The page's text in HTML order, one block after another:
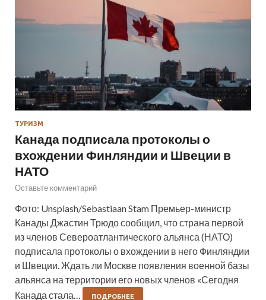
ТУРИЗМ
Канада подписала протоколы о
вхождении Финляндии и Швеции в
НАТО
Оставьте комментарий
Фото: Unsplash/Sebastiaan Stam Премьер-министр
Канады Джастин Трюдо сообщил, что страна первой
из членов Североатлантического альянса (НАТО)
подписала протоколы о вхождении в него Финляндии
и Швеции. Ждать ли Москве появления военной базы
альянса на территории его новых членов «Сегодня
Канада стала…
ПОДРОБНЕЕ